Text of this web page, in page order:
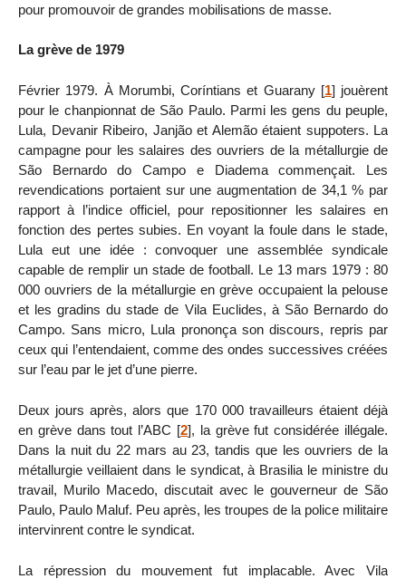
pour promouvoir de grandes mobilisations de masse.
La grève de 1979
Février 1979. À Morumbi, Coríntians et Guarany[1] jouèrent
pour le chanpionnat de São Paulo. Parmi les gens du peuple,
Lula, Devanir Ribeiro, Janjão et Alemão étaient suppoters. La
campagne pour les salaires des ouvriers de la métallurgie de
São Bernardo do Campo e Diadema commençait. Les
revendications portaient sur une augmentation de 34,1 % par
rapport à l’indice officiel, pour repositionner les salaires en
fonction des pertes subies. En voyant la foule dans le stade,
Lula eut une idée : convoquer une assemblée syndicale
capable de remplir un stade de football. Le 13 mars 1979 : 80
000 ouvriers de la métallurgie en grève occupaient la pelouse
et les gradins du stade de Vila Euclides, à São Bernardo do
Campo. Sans micro, Lula prononça son discours, repris par
ceux qui l’entendaient, comme des ondes successives créées
sur l’eau par le jet d’une pierre.
Deux jours après, alors que 170 000 travailleurs étaient déjà
en grève dans tout l’ABC [2], la grève fut considérée illégale.
Dans la nuit du 22 mars au 23, tandis que les ouvriers de la
métallurgie veillaient dans le syndicat, à Brasilia le ministre du
travail, Murilo Macedo, discutait avec le gouverneur de São
Paulo, Paulo Maluf. Peu après, les troupes de la police militaire
intervinrent contre le syndicat.
La répression du mouvement fut implacable. Avec Vila